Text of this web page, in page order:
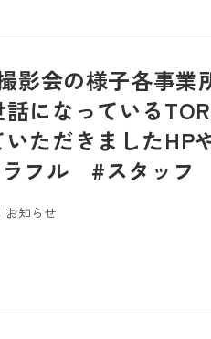
影会の様子各事業
になっている
ただきましたHP
フル #スタッ
お知らせ